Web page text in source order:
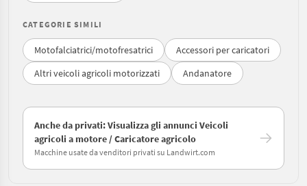
CATEGORIE SIMILI
Motofalciatrici/motofresatrici
Accessori per caricatori
Altri veicoli agricoli motorizzati
Andanatore
Anche da privati: Visualizza gli annunci Veicoli
agricoli a motore / Caricatore agricolo
Macchine usate da venditori privati su Landwirt.com